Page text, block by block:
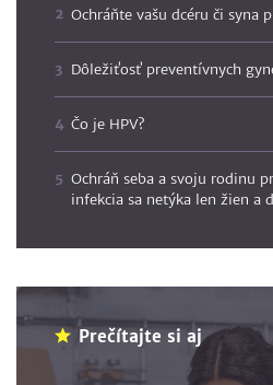
Ochráňte vašu dcéru či syna
Dôležiťosť preventívnych
Čo je HPV?
Ochráň seba a svoju rodinu
infekcia sa netýka len žien a
Prečítajte si aj